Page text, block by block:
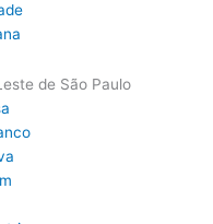
de São Paulo